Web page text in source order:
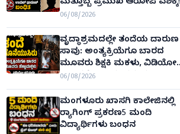
ಮತ್ತೊಬ್ಬ ಪ್ರಮುಖ ಆರೋಪಿ ವಶಕ್ಕೆ!
06/08/2026
ವೃದ್ಧಾಶ್ರಮದಲ್ಲೇ ತಂದೆಯ ದಾರುಣ
ಸಾವು: ಅಂತ್ಯಕ್ರಿಯೆಗೂ ಬಾರದ
ಮೂವರು ಶಿಕ್ಷಕಿ ಮಕಳು, ವಿಡಿಯೋ
ಕಾಲಿನಲ್ಲೇ ಅಂತಿಮ ದರ್ಶನ!
06/08/2026
ಮಂಗಳೂರು ಖಾಸಗಿ ಕಾಲೇಜಿನಲ್ಲಿ
ರ‌್ಯಾಗಿಂಗ್ ಪ್ರಕರಣ5 ಮಂದಿ
ವಿದ್ಯಾರ್ಥಿಗಳು ಬಂಧನ